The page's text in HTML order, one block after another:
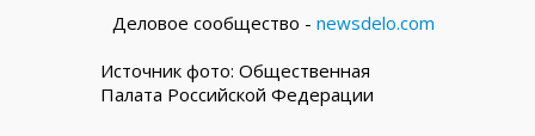
Деловое сообщество - newsdelo.com
Источник фото: Общественная
Палата Российской Федерации